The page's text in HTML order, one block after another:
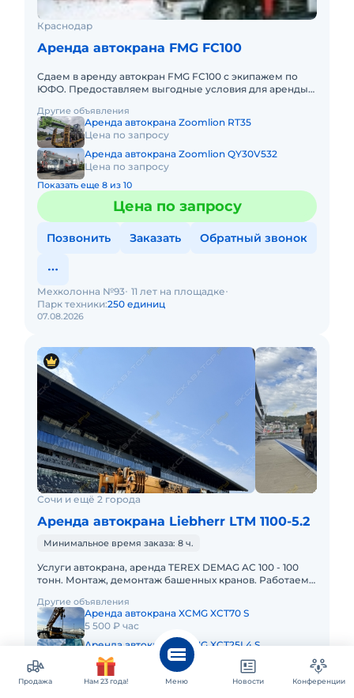
Краснодар
Аренда автокрана FMG FC100
Сдаем в аренду автокран FMG FC100 с экипажем по
ЮФО. Предоставляем выгодные условия для аренды
Кроме аренды спец
Другие объявления
Аренда автокрана Zoomlion RT35
Цена по запросу
Аренда автокрана Zoomlion QY30V532
Цена по запросу
Показать еще 8 из 10
Цена по запросу
Позвонить Заказать Обратный звонок
07.08.2026
Мехколонна №93 11 лет на площадке
Парк техники:250 единиц
Сочи и ещё 2 города
Аренда автокрана Liebherr LTM 1100-5.2
Минимальное время заказа: 8 ч.
Услуги автокрана, аренда TEREX DEMAG AC 100 - 100
тонн. Монтаж, демонтаж башенных кранов. Работаем
безналичный
Другие объявления
Аренда автокрана XCMG XCT70 S
5 500 ₽ час
Аренда автокрана XCMG XCT25L4 S
3 500 ₽ час
9 000 ₽
Продажа Нам 23 года! Меню Новости Конференции